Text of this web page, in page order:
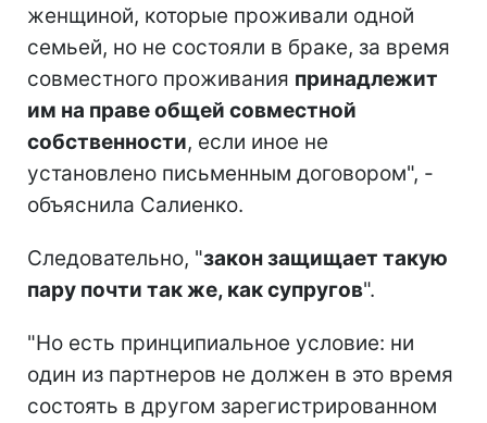
женщиной, которые проживали одной
семьей, но не состояли в браке, за время
совместного проживания принадлежит
им на праве общей совместной
собственности, если иное не
установлено письменным договором", -
объяснила Салиенко.
Следовательно, "закон защищает такую
пару почти так же, как супругов".
"Но есть принципиальное условие: ни
один из партнеров не должен в это время
состоять в другом зарегистрированном